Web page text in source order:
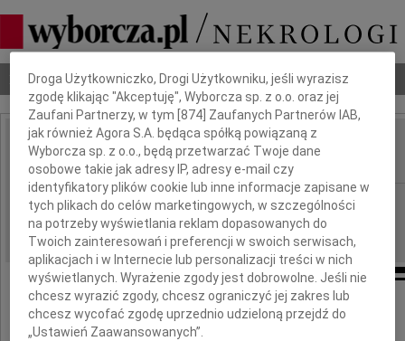
Nekrologi Odeszli Poradnik pogrzebowy
IMIĘ I NAZWISKO: Alicja Wieczorkowa
REGION: Warszawa
DATA EMISJI: 28.08.2009
Dbamy o Twoją prywatność
Droga Użytkowniczko, Drogi Użytkowniku, jeśli wyrazisz
zgodę klikając "Akceptuję", Wyborcza sp. z o.o. oraz jej
Zaufani Partnerzy, w tym [874 ] Zaufanych Partnerów IAB,
jak również Agora S.A. będąca spółką powiązaną z
Wyborcza sp. z o.o., będą przetwarzać Twoje dane
osobowe takie jak adresy IP, adresy e-mail czy
identyfikatory plików cookie lub inne informacje zapisane w
tych plikach do celów marketingowych, w szczególności
na potrzeby wyświetlania reklam dopasowanych do
Twoich zainteresowań i preferencji w swoich serwisach,
aplikacjach i w Internecie lub personalizacji treści w nich
wyświetlanych. Wyrażenie zgody jest dobrowolne. Jeśli nie
chcesz wyrazić zgody, chcesz ograniczyć jej zakres lub
chcesz wycofać zgodę uprzednio udzieloną przejdź do
„Ustawień Zaawansowanych”.